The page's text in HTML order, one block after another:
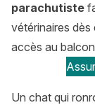
parachutiste
vétérinaires dès
accès au
Un chat qui